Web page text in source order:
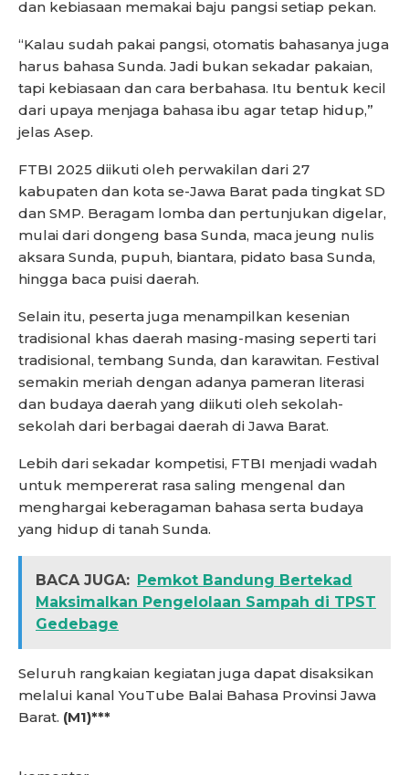
dan kebiasaan memakai baju pangsi setiap pekan.
“Kalau sudah pakai pangsi, otomatis bahasanya juga
harus bahasa Sunda. Jadi bukan sekadar pakaian,
tapi kebiasaan dan cara berbahasa. Itu bentuk kecil
dari upaya menjaga bahasa ibu agar tetap hidup,”
jelas Asep.
FTBI 2025 diikuti oleh perwakilan dari 27
kabupaten dan kota se-Jawa Barat pada tingkat SD
dan SMP. Beragam lomba dan pertunjukan digelar,
mulai dari dongeng basa Sunda, maca jeung nulis
aksara Sunda, pupuh, biantara, pidato basa Sunda,
hingga baca puisi daerah.
Selain itu, peserta juga menampilkan kesenian
tradisional khas daerah masing-masing seperti tari
tradisional, tembang Sunda, dan karawitan. Festival
semakin meriah dengan adanya pameran literasi
dan budaya daerah yang diikuti oleh sekolah-
sekolah dari berbagai daerah di Jawa Barat.
Lebih dari sekadar kompetisi, FTBI menjadi wadah
untuk mempererat rasa saling mengenal dan
menghargai keberagaman bahasa serta budaya
yang hidup di tanah Sunda.
BACA JUGA: Pemkot Bandung Bertekad
Maksimalkan Pengelolaan Sampah di TPST
Gedebage
Seluruh rangkaian kegiatan juga dapat disaksikan
melalui kanal YouTube Balai Bahasa Provinsi Jawa
Barat. (M1)***